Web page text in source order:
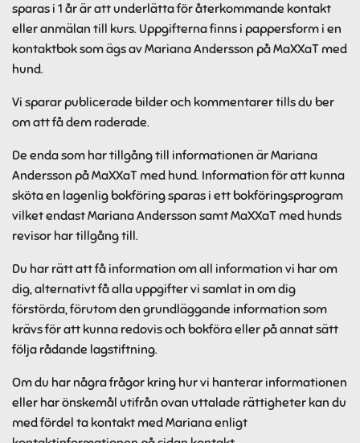
sparas i 1 år är att underlätta för återkommande kontakt
eller anmälan till kurs. Uppgifterna finns i pappersform i en
kontaktbok som ägs av Mariana Andersson på MaXXaT med
hund.
Vi sparar publicerade bilder och kommentarer tills du ber
om att få dem raderade.
De enda som har tillgång till informationen är Mariana
Andersson på MaXXaT med hund. Information för att kunna
sköta en lagenlig bokföring sparas i ett bokföringsprogram
vilket endast Mariana Andersson samt MaXXaT med hunds
revisor har tillgång till.
Du har rätt att få information om all information vi har om
dig, alternativt få alla uppgifter vi samlat in om dig
förstörda, förutom den grundläggande information som
krävs för att kunna redovis och bokföra eller på annat sätt
följa rådande lagstiftning.
Om du har några frågor kring hur vi hanterar informationen
eller har önskemål utifrån ovan uttalade rättigheter kan du
med fördel ta kontakt med Mariana enligt